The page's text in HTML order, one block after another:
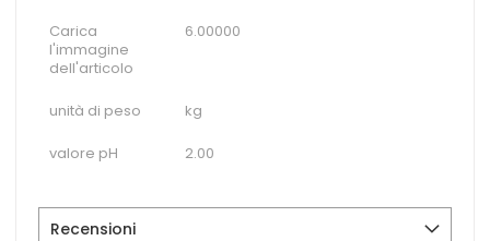
Carica
l'immagine
dell'articolo
6.00000
unità di peso kg
valore pH 2.00
Recensioni